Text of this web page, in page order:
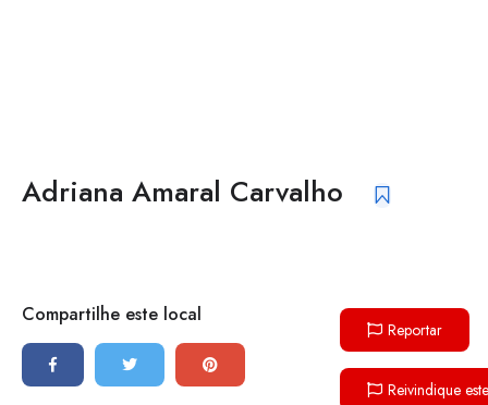
Adriana Amaral Carvalho
Compartilhe este local
Reportar
Reivindique